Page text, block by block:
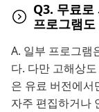
Q3. 무료로
프로그램도
A. 일부 프로그램
다. 다만 고해상
은 유료 버전에서
자주 편집하거나